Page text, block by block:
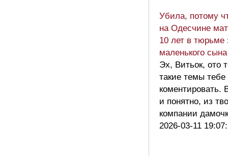
Убила, потому
на Одесчине
10 лет в тюрьме
маленького
Эх, Витьок, ото
такие темы тебе
коментировать.
и понятно, из
компании
2026-03-11